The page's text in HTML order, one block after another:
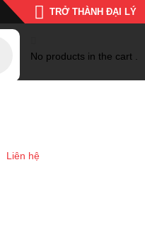
TRỞ THÀNH ĐẠI LÝ
No products in the cart .
Liên hệ